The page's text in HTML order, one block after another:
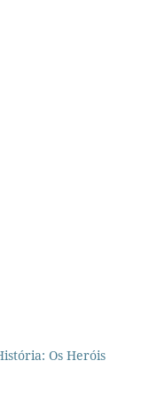
Os Heróis